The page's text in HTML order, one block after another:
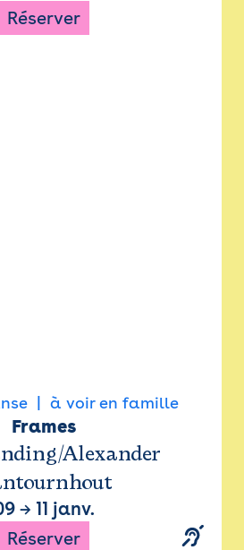
Réserver
à voir en famille
Frames
Alexander
→ 11 janv.
Réserver